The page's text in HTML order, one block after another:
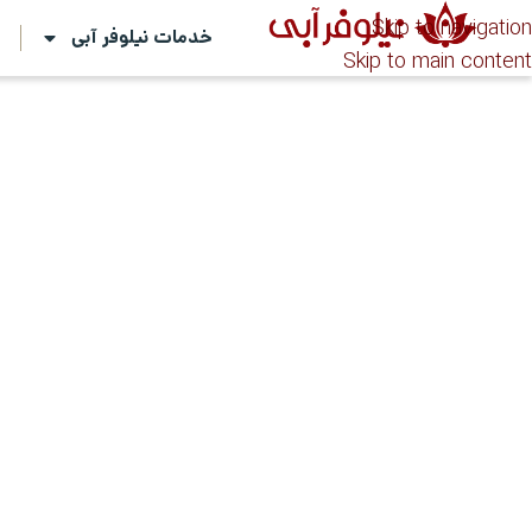
Skip to navigation
Skip to main content
خدمات نیلوفر آبی